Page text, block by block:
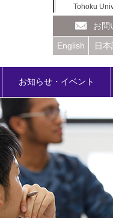
Tohoku
お問
English 日本
お知らせ・イベント